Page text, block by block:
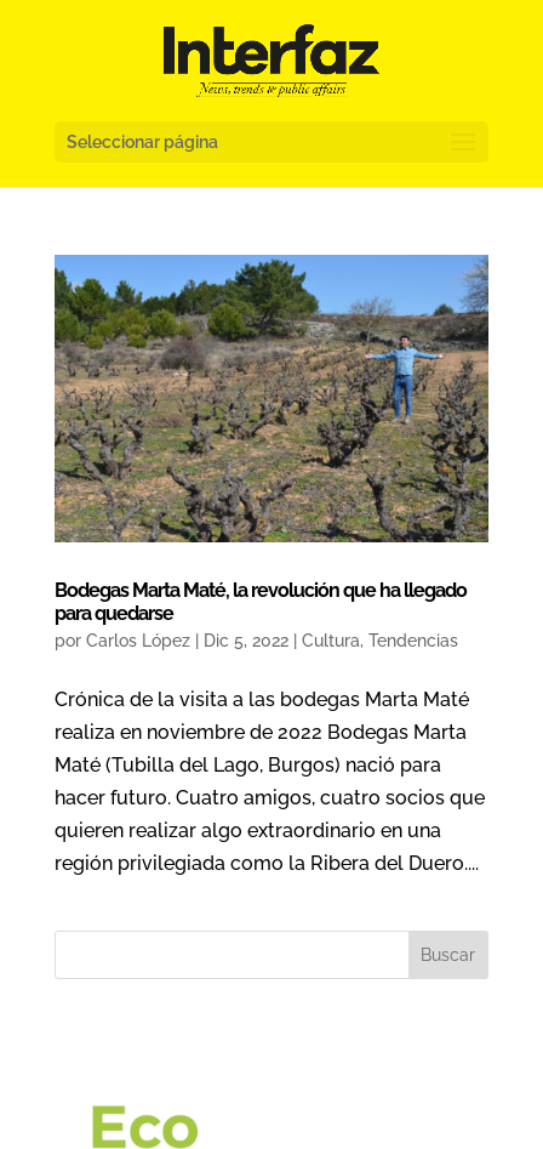
Seleccionar página
Bodegas Marta Maté, la revolución que ha llegado
para quedarse
por Carlos López| Dic 5, 2022| Cultura, Tendencias
Crónica de la visita a las bodegas Marta Maté
realiza en noviembre de 2022 Bodegas Marta
Maté (Tubilla del Lago, Burgos) nació para
hacer futuro. Cuatro amigos, cuatro socios que
quieren realizar algo extraordinario en una
región privilegiada como la Ribera del Duero....
Buscar